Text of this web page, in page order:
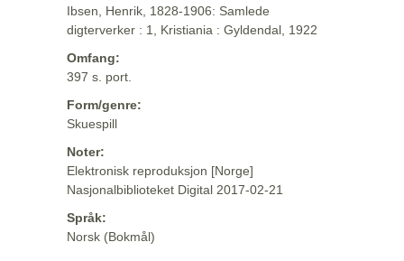
Ibsen, Henrik, 1828-1906: Samlede
digterverker : 1, Kristiania : Gyldendal, 1922
Omfang:
397 s. port.
Form/genre:
Skuespill
Noter:
Elektronisk reproduksjon [Norge]
Nasjonalbiblioteket Digital 2017-02-21
Språk:
Norsk (Bokmål)